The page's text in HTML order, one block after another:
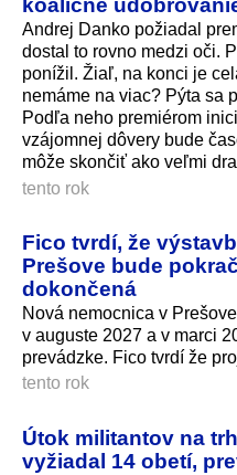
koaličné
Andrej Danko požiadal
dostal to rovno medzi oči.
ponížil. Žiaľ, na konci je
nemáme na viac? Pýta sa
Podľa neho premiérom
vzájomnej dôvery bude
môže skončiť ako veľmi
tento rok
Fico tvrdí, že
Prešove bude
dokončená
Nová nemocnica v
v auguste 2027 a v marci
prevádzke. Fico tvrdí že
tento rok
Útok militantov na
vyžiadal 14 obetí,